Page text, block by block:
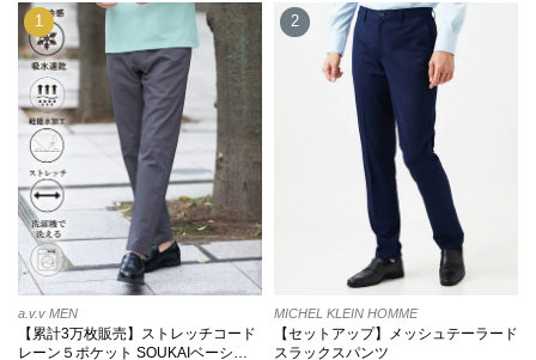
1
a.v.v MEN
【累計3万枚販売】ストレッチコード
レーン５ポケット SOUKAIベーシ…
2
MICHEL KLEIN HOMME
【セットアップ】メッシュテーラード
スラックスパンツ